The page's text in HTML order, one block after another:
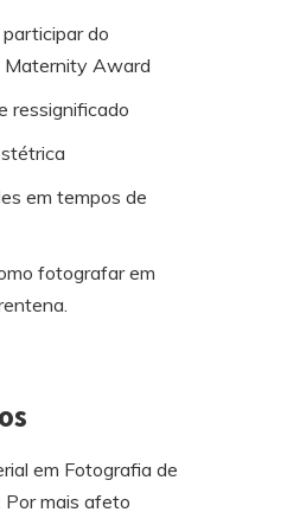
do
Maternity Award
ressignificado
em tempos de
fotografar em
em Fotografia de
Por mais afeto